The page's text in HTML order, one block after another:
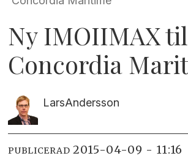
Ny IMOIIMAX
Concordia
LarsAndersson
PUBLICERAD 2015-04-09 - 11:16